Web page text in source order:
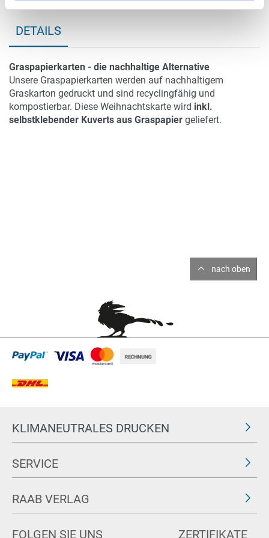
DETAILS
Graspapierkarten - die nachhaltige Alternative
Unsere Graspapierkarten werden auf nachhaltigem
Graskarton gedruckt und sind recyclingfähig und
kompostierbar. Diese Weihnachtskarte wird inkl.
selbstklebender Kuverts aus Graspapier geliefert.
nach oben
KLIMANEUTRALES DRUCKEN
SERVICE
RAAB VERLAG
FOLGEN SIE UNS ZERTIFIKATE